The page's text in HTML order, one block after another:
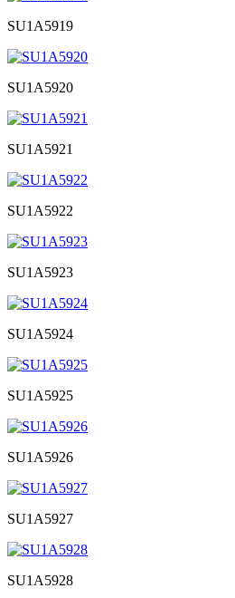
SU1A5919
SU1A5920
SU1A5921
SU1A5922
SU1A5923
SU1A5924
SU1A5925
SU1A5926
SU1A5927
SU1A5928